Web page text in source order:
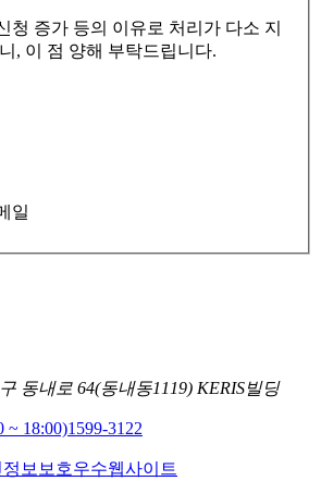
청 증가 등의 이유로 처리가 다소 지
, 이 점 양해 부탁드립니다.
일
동내로 64(동내동1119) KERIS빌딩
~ 18:00)1599-3122